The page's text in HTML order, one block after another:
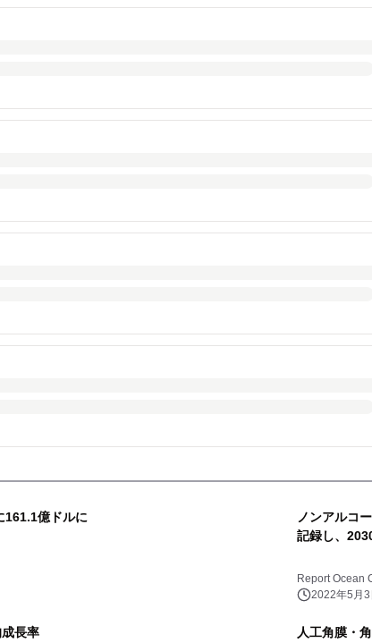
161.1億ドルに
ノンアルコ
記録し、
Report Ocean
2022年5月
長率 人工角膜・